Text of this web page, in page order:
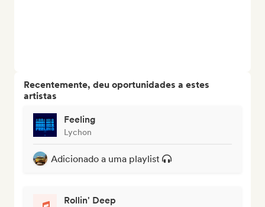
Recentemente, deu oportunidades a estes
artistas
Feeling
Lychon
Adicionado a uma playlist
Rollin' Deep